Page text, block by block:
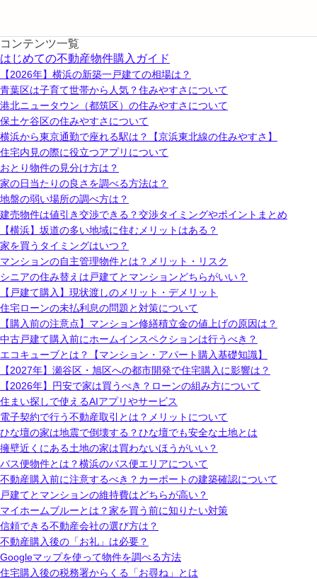
コンテンツ一覧
はじめての不動産物件購入ガイド
【2026年】横浜の新築一戸建ての相場は？
青葉区は子育て世帯から人気？住みやすさについて
港北ニュータウン（都筑区）の住みやすさについて
保土ケ谷区の住みやすさについて
横浜から東京通勤で座れる駅は？【京浜東北線の住みやすさ】
住宅内見の際に役立つアプリについて
おとり物件の見分け方は？
家の日当たりの良さを調べる方法は？
地盤の弱い場所の調べ方は？
建売物件は値引き交渉できる？交渉タイミングやポイントまとめ
【横浜】坂道の多い地域に住むメリットはある？
家を買うタイミングはいつ？
マンションの自主管理物件とは？メリット・リスク
シニアの住み替えは戸建てとマンションどちらがいい？
【戸建て購入】現状渡しのメリット・デメリット
住宅ローンの未払利息の問題と対策について
【購入前の注意点】マンション修繕積立金の値上げの原因は？
中古戸建て購入前にホームインスペクションは行うべき？
エコキューブとは？【マンション・アパート購入基礎知識】
【2027年】瀬谷区・旭区への都市開発で住宅購入に影響は？
【2026年】円安で家は買うべき？ローンの組み方について
住まい探しで使えるAIアプリやサービス
電子契約で行う不動産取引とは？メリットについて
ひな壇の家は地震で倒壊する？ひな壇でも安全な土地とは
擁壁近くにある土地の家は買わないほうがいい？
バス便物件とは？横浜のバス便エリアについて
不動産購入前に注意するべき？カーポートの建築確認について
戸建てとマンションの維持費はどちらが高い？
マイホームブルーとは？家を買う前に知りたい対策
信頼できる不動産会社の選び方は？
不動産購入後の「お礼」は必要？
Googleマップを使って物件を調べる方法
住宅購入後の税務署からくる「お尋ね」とは